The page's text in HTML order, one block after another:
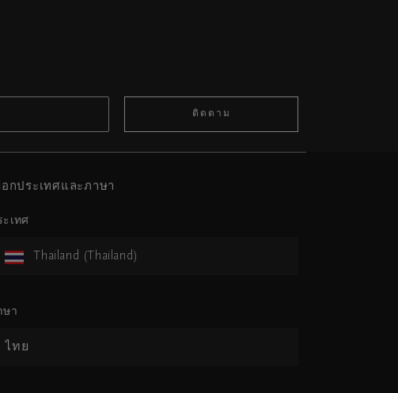
ติดตาม
อกประเทศและภาษา
ะเทศ
Thailand (Thailand)
ษา
ไทย